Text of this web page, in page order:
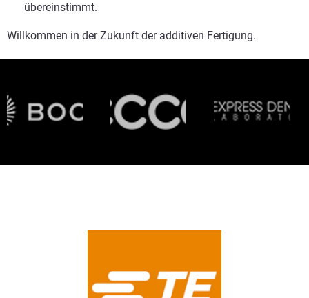
übereinstimmt.
Willkommen in der Zukunft der additiven Fertigung.